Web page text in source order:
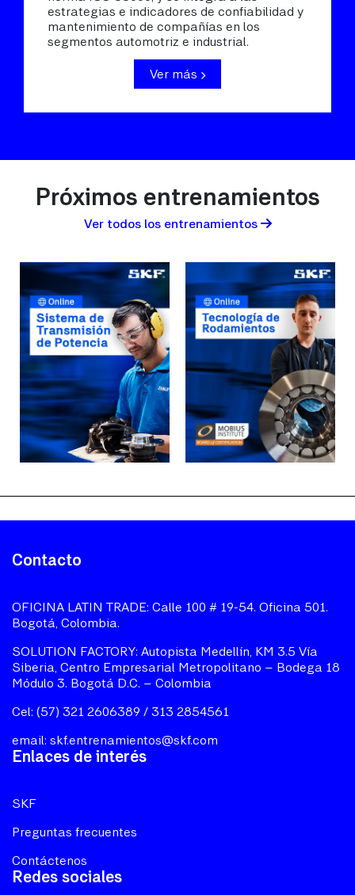
estrategias e indicadores de confiabilidad y
mantenimiento de compañías en los
segmentos automotriz e industrial.
Ver más
Próximos entrenamientos
Ver todos los entrenamientos
Contacto
OFICINA LATIN TRADE: Calle 100 # 19-54. Oficina 501.
Bogotá, Colombia.
SOLUTION FACTORY: Autopista Medellín, KM 3.5 Vía
Siberia, Centro Empresarial Metropolitano – Bodega 18
Módulo 3. Bogotá D.C. – Colombia
Cel: (57) 321 2606389 / 313 2854561
email: skf.entrenamientos@skf.com
Enlaces de interés
SKF
Preguntas frecuentes
Contáctenos
Redes sociales